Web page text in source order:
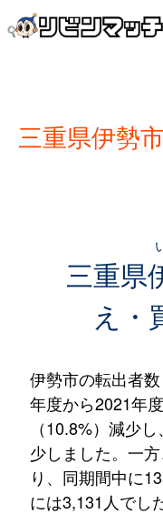
三重県伊勢
三重県
え・
伊勢市の転出者
年度から2021年
（10.8%）減少
少しました。一
り、同期間中に
には3,131人でした